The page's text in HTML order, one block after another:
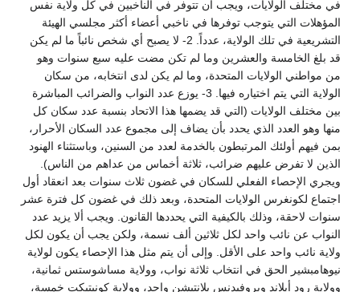
في مختلف الولايات، ويجب أن تتوفر في الناخبين في كل ولاية نفس
المؤهلات التي يتوجب توفرها في ناخبي أعضاء أكثر مجلسي الهيئة
التشريعية في تلك الولاية، عدداً. 2- لا يصبح أي شخص نائباً ما لم يكن
قد بلغ الخامسة والعشرين وما لم تكن مضت عليه سبع سنوات وهو
من مواطني الولايات المتحدة، وما لم يكن لدى انتخابه، من سكان
الولاية التي يتم اختياره فيها. 3- يوزع عدد النواب والضرائب المباشرة
بين مختلف الولايات (التي قد يضمها هذا الاتحاد بنسبة عدد سكان كل
منها وهو العدد الذي يحدد بأن يضاف إلى مجموع عدد السكان الأحرار،
بمن فيهم أولئك المرتبطون بالخدمة لعدد من السنين، وباستثناء الهنود
الذين لا تفرض عليهم ضرائب، ثلاثة أخماس من عداهم من الناس).
ويجري الإحصاء الفعلي للسكان في غضون ثلاث سنوات بعد انعقاد أول
اجتماع لكونغرس الولايات المتحدة، وبعد ذلك في غضون كل فترة عشر
سنوات لاحقة، وذلك بالكيفية التي يحددها القانون. ويجب ألا يزيد عدد
النواب عن نائب واحد لكل ثلاثين ألف نسمة، ولكن يجب أن يكون لكل
ولاية نائب واحد على الأقل. وإلى أن يتم مثل هذا الإحصاء يكون لولاية
نيوهامبشير الحق في انتخاب ثلاثة نواب، وولاية مساشوستس ثمانية،
وولاية رود أيلاند وبروفيدنس بلانتيشن واحد، وولاية كونيتيكت خمسة،